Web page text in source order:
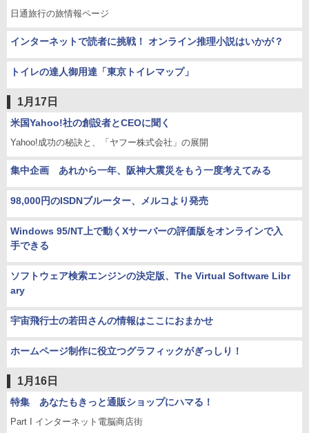
日通旅行の旅情報ページ
インターネットで読者に挑戦！ オンライン推理小説はいかが？
トイレの達人御用達「東京トイレマップ」
1月17日
米国Yahoo!社の創設者とCEOに聞く
Yahoo!成功の秘訣と、「ヤフー株式会社」の展開
集中企画 あれから一年、阪神大震災をもう一度考えてみる
98,000円のISDNブルーター、メルコより発売
Windows 95/NT上で動くXサーバーの評価版をオンラインで入
手できる
ソフトウェア検索エンジンの決定版、The Virtual Software Libr
ary
宇宙飛行士の若田さんの情報はここにおまかせ
ホームページ制作に役立つグラフィックがぎっしり！
1月16日
特集 あなたもきっと通販ショップにハマる！
Part I インターネット電脳商店街